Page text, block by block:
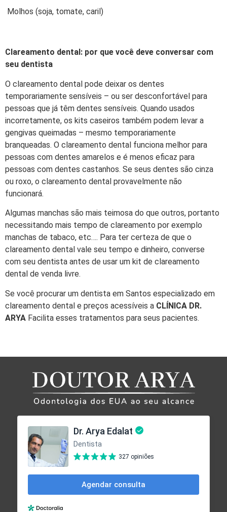
Molhos (soja, tomate, caril)
Clareamento dental: por que você deve conversar com
seu dentista
O clareamento dental pode deixar os dentes
temporariamente sensíveis – ou ser desconfortável para
pessoas que já têm dentes sensíveis. Quando usados
incorretamente, os kits caseiros também podem levar a
gengivas queimadas – mesmo temporariamente
branqueadas. O clareamento dental funciona melhor para
pessoas com dentes amarelos e é menos eficaz para
pessoas com dentes castanhos. Se seus dentes são cinza
ou roxo, o clareamento dental provavelmente não
funcionará.
Algumas manchas são mais teimosa do que outros, portanto
necessitando mais tempo de clareamento por exemplo
manchas de tabaco, etc…. Para ter certeza de que o
clareamento dental vale seu tempo e dinheiro, converse
com seu dentista antes de usar um kit de clareamento
dental de venda livre.
Se você procurar um dentista em Santos especializado em
clareamento dental e preços acessíveis a CLÍNICA DR.
ARYA Facilita esses tratamentos para seus pacientes.